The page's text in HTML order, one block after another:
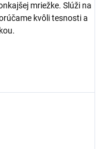
mriežke. Slúži na
kvôli tesnosti a